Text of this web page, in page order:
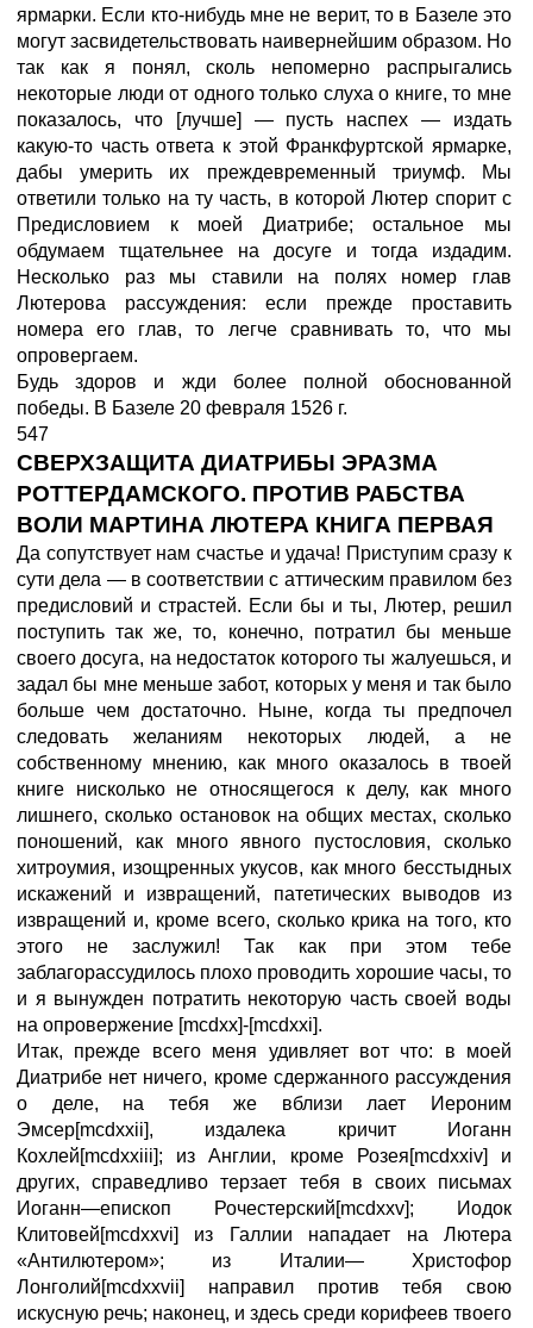
ярмарки. Если кто-нибудь мне не верит, то в Базеле это
могут засвидетельствовать наивернейшим образом. Но
так как я понял, сколь непомерно распрыгались
некоторые люди от одного только слуха о книге, то мне
показалось, что [лучше] — пусть наспех — издать
какую-то часть ответа к этой Франкфуртской ярмарке,
дабы умерить их преждевременный триумф. Мы
ответили только на ту часть, в которой Лютер спорит с
Предисловием к моей Диатрибе; остальное мы
обдумаем тщательнее на досуге и тогда издадим.
Несколько раз мы ставили на полях номер глав
Лютерова рассуждения: если прежде проставить
номера его глав, то легче сравнивать то, что мы
опровергаем.
Будь здоров и жди более полной обоснованной
победы. В Базеле 20 февраля 1526 г.
547
СВЕРХЗАЩИТА ДИАТРИБЫ ЭРАЗМА
РОТТЕРДАМСКОГО. ПРОТИВ РАБСТВА
ВОЛИ МАРТИНА ЛЮТЕРА КНИГА ПЕРВАЯ
Да сопутствует нам счастье и удача! Приступим сразу к
сути дела — в соответствии с аттическим правилом без
предисловий и страстей. Если бы и ты, Лютер, решил
поступить так же, то, конечно, потратил бы меньше
своего досуга, на недостаток которого ты жалуешься, и
задал бы мне меньше забот, которых у меня и так было
больше чем достаточно. Ныне, когда ты предпочел
следовать желаниям некоторых людей, а не
собственному мнению, как много оказалось в твоей
книге нисколько не относящегося к делу, как много
лишнего, сколько остановок на общих местах, сколько
поношений, как много явного пустословия, сколько
хитроумия, изощренных укусов, как много бесстыдных
искажений и извращений, патетических выводов из
извращений и, кроме всего, сколько крика на того, кто
этого не заслужил! Так как при этом тебе
заблагорассудилось плохо проводить хорошие часы, то
и я вынужден потратить некоторую часть своей воды
на опровержение [mcdxx]-[mcdxxi].
Итак, прежде всего меня удивляет вот что: в моей
Диатрибе нет ничего, кроме сдержанного рассуждения
о деле, на тебя же вблизи лает Иероним
Эмсер[mcdxxii], издалека кричит Иоганн
Кохлей[mcdxxiii]; из Англии, кроме Розея[mcdxxiv] и
других, справедливо терзает тебя в своих письмах
Иоганн—епископ Рочестерский[mcdxxv]; Иодок
Клитовей[mcdxxvi] из Галлии нападает на Лютера
«Антилютером»; из Италии— Христофор
Лонголий[mcdxxvii] направил против тебя свою
искусную речь; наконец, и здесь среди корифеев твоего